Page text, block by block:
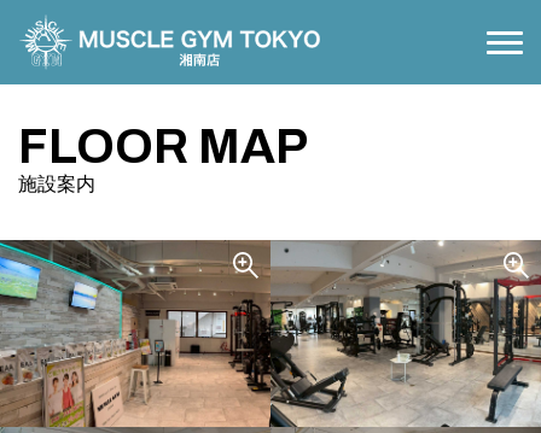
COURSE
PRICE
FLOOR MAP 施設案内
ACCESS アクセス
FLOOR MAP
施設案内